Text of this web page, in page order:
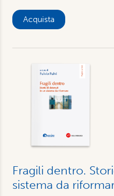
Acquista
Fragili dentro.
sistema da